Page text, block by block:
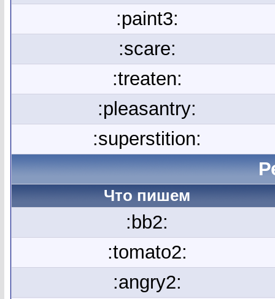
:paint3:
:scare:
:treaten:
:pleasantry:
:superstition:
Что пишем
:bb2:
:tomato2:
:angry2: